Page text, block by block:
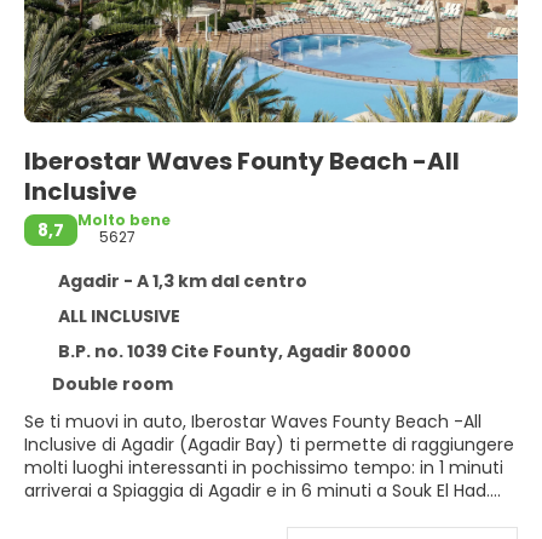
Iberostar Waves Founty Beach -All
Inclusive
8,7
Molto bene
5627
Agadir - A 1,3 km dal centro
ALL INCLUSIVE
B.P. no. 1039 Cite Founty, Agadir 80000
Double room
Se ti muovi in auto, Iberostar Waves Founty Beach -All
Inclusive di Agadir (Agadir Bay) ti permette di raggiungere
molti luoghi interessanti in pochissimo tempo: in 1 minuti
arriverai a Spiaggia di Agadir e in 6 minuti a Souk El Had.